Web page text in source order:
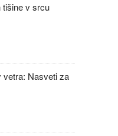
tišine v srcu
vetra: Nasveti za